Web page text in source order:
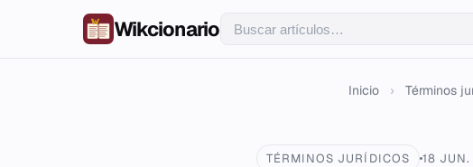
Wikcionario
Inicio › Términos
TÉRMINOS JURÍDICOS 18